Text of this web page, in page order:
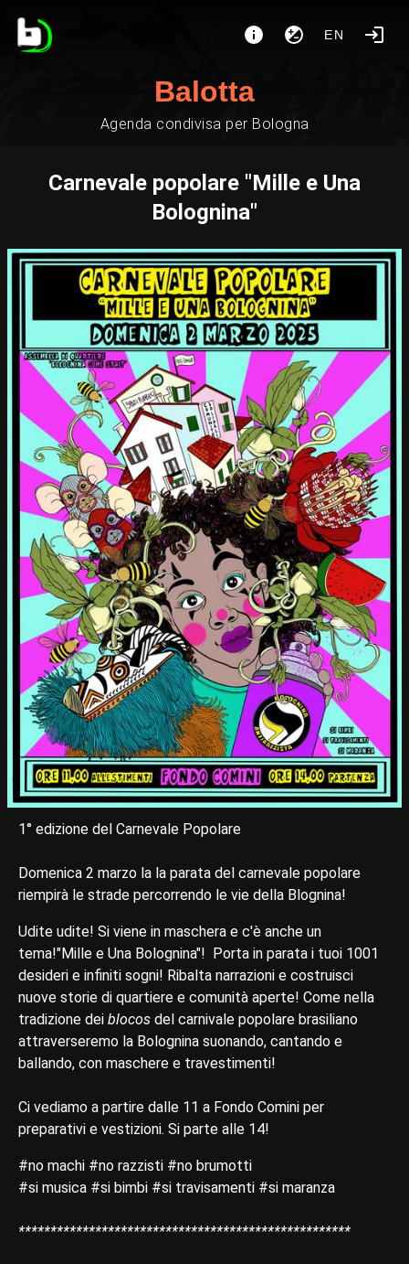
EN
Balotta
Agenda condivisa per Bologna
Carnevale popolare "Mille e Una
Bolognina"
1° edizione del Carnevale Popolare
Domenica 2 marzo la la parata del carnevale popolare
riempirà le strade percorrendo le vie della Blognina!
Udite udite! Si viene in maschera e c'è anche un
tema!"Mille e Una Bolognina"! Porta in parata i tuoi 1001
desideri e infiniti sogni! Ribalta narrazioni e costruisci
nuove storie di quartiere e comunità aperte! Come nella
tradizione dei blocos del carnivale popolare brasiliano
attraverseremo la Bolognina suonando, cantando e
ballando, con maschere e travestimenti!
Ci vediamo a partire dalle 11 a Fondo Comini per
preparativi e vestizioni. Si parte alle 14!
#no machi #no razzisti #no brumotti
#si musica #si bimbi #si travisamenti #si maranza
****************************************************